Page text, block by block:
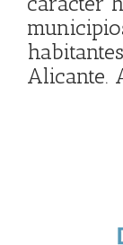
Alicante.